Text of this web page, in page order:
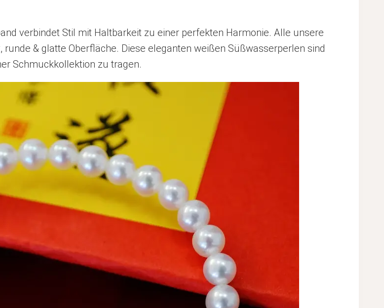
verbindet Stil mit Haltbarkeit zu einer perfekten Harmonie. Alle unsere
& glatte Oberfläche. Diese eleganten weißen Süßwasserperlen sind
Schmuckkollektion zu tragen.